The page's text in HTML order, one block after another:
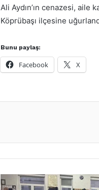
Ali Aydın’ın cenazesi, aile
Köprübaşı ilçesine
Bunu paylaş:
Facebook X